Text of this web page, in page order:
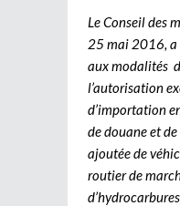
Le Conseil des
25 mai 2016,
aux modalités
l’autorisation
d’importation
de douane et
ajoutée de
routier de